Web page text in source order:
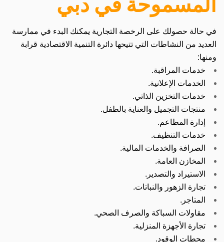
في حالة حصولك على الرخصة التجارية يمكنك البدء في ممارسة
العديد من النشاطات التي تتيحها دائرة التنمية الاقتصادية قرابة
ومنها:
خدمات المراقبة.
الخدمات الإعلانية.
خدمات التخزين الذاتي.
منتجات التجميل والعناية بالطفل.
إدارة المطاعم.
خدمات التنظيف.
الصرافة والخدمات المالية.
المخازن العامة.
الاستيراد والتصدير.
تجارة الزهور والنباتات.
المتاجر.
مقاولات السباكة والصرف الصحي.
تجارة الأجهزة المنزلية.
محطات الوقود.